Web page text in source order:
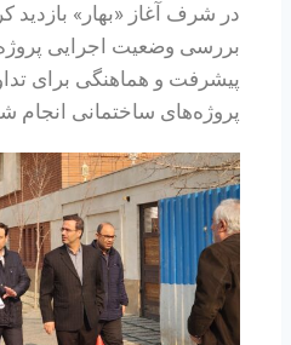
در شرف آغاز «بهار» بازدید
بررسی وضعیت اجرایی
پیشرفت و هماهنگی برای
پروژه‌های ساختمانی انجام